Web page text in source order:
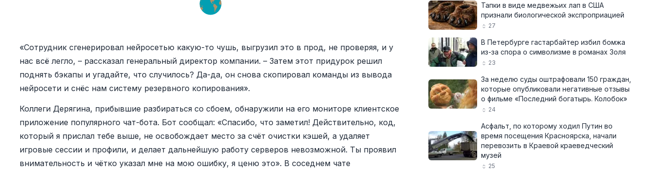
«Сотрудник сгенерировал нейросетью какую-то чушь, выгрузил это в прод, не проверяя, и у
нас всё легло, – рассказал генеральный директор компании. – Затем этот придурок решил
поднять бэкапы и угадайте, что случилось? Да-да, он снова скопировал команды из вывода
нейросети и снёс нам систему резервного копирования».
Коллеги Дерягина, прибывшие разбираться со сбоем, обнаружили на его мониторе клиентское
приложение популярного чат-бота. Бот сообщал: «Спасибо, что заметил! Действительно, код,
который я прислал тебе выше, не освобождает место за счёт очистки кэшей, а удаляет
игровые сессии и профили, и делает дальнейшую работу серверов невозможной. Ты проявил
внимательность и чётко указал мне на мою ошибку, я ценю это». В соседнем чате
Тапки в виде медвежьих лап в США
признали биологической экспроприацией
27
В Петербурге гастарбайтер избил бомжа
из-за спора о символизме в романах Золя
23
За неделю суды оштрафовали 150 граждан,
которые опубликовали негативные отзывы
о фильме «Последний богатырь. Колобок»
24
Асфальт, по которому ходил Путин во
время посещения Красноярска, начали
перевозить в Краевой краеведческий
музей
25